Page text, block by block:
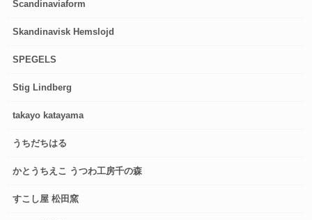
Scandinaviaform
Skandinavisk Hemslojd
SPEGELS
Stig Lindberg
takayo katayama
うちだちはる
かとうちえこ うつわ工房千の森
すこし屋 松田窯